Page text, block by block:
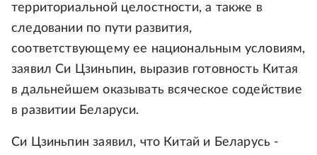
территориальной целостности, а также в
следовании по пути развития,
соответствующему ее национальным условиям,
заявил Си Цзиньпин, выразив готовность Китая
в дальнейшем оказывать всяческое содействие
в развитии Беларуси.
Си Цзиньпин заявил, что Китай и Беларусь -